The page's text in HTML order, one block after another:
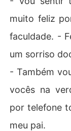
muito feliz
faculdade. -
um sorriso
- Também
vocês na
por telefone
meu pai.